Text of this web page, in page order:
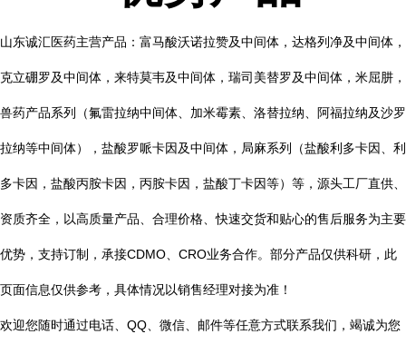
山东诚汇医药主营产品：富马酸沃诺拉赞及中间体，达格列净及中间体，
克立硼罗及中间体，来特莫韦及中间体，瑞司美替罗及中间体，米屈肼，
兽药产品系列（氟雷拉纳中间体、加米霉素 、洛替拉纳、阿福拉纳及沙罗
拉纳等中间体），盐酸罗哌卡因及中间体，局麻系列（盐酸利多卡因、利
多卡因，盐酸丙胺卡因，丙胺卡因，盐酸丁卡因等）等，源头工厂直供、
资质齐全，以高质量产品、合理价格、快速交货和贴心的售后服务为主要
优势，支持订制，承接CDMO、CRO业务合作。部分产品仅供科研，此
页面信息仅供参考，具体情况以销售经理对接为准！
欢迎您随时通过电话、QQ、微信、邮件等任意方式联系我们，竭诚为您